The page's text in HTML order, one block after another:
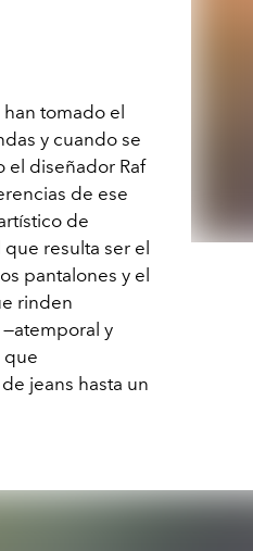
tomado el
y cuando se
el diseñador Raf
de ese
de
resulta ser el
pantalones y el
rinden
—atemporal y
que
jeans hasta un